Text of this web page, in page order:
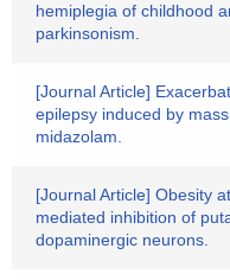
hemiplegia of childhood
parkinsonism.
[Journal Article]
epilepsy induced by
midazolam.
[Journal Article] Obesity
mediated inhibition of
dopaminergic neurons.